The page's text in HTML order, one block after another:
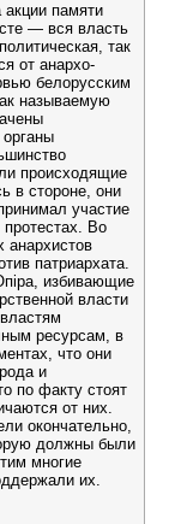
памяти
— вся власть
так
от анархо-
белорусским
называемую
происходящие
в стороне, они
участие
Во
анархистов
патриархата.
избивающие
власти
ресурсам, в
что они
и
по факту стоят
от них.
окончательно,
должны были
многие
их.